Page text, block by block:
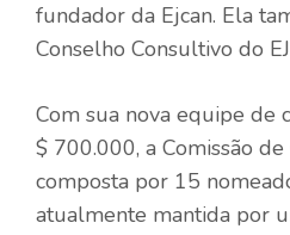
fundador da Ejcan. Ela
Conselho Consultivo do
Com sua nova equipe de
$ 700.000, a Comissão
composta por 15
atualmente mantida por